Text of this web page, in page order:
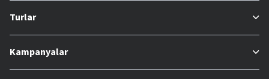
Turlar
Kampanyalar